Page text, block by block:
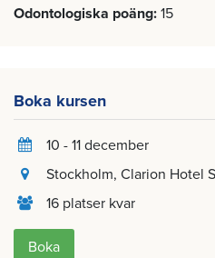
Odontologiska poäng 15
Boka kursen
10 - 11 december
Stockholm, Clarion Hotel
16 platser kvar
Boka